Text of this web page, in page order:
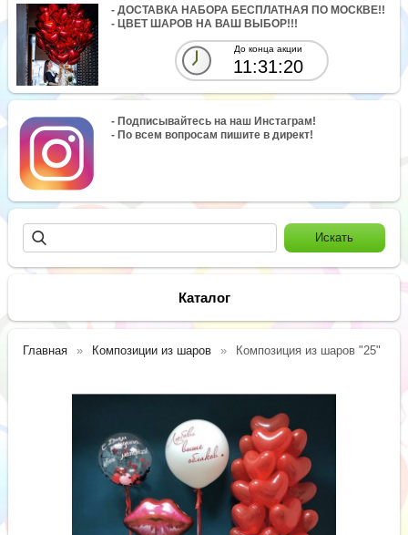
- ДОСТАВКА НАБОРА БЕСПЛАТНАЯ ПО МОСКВЕ!!
- ЦВЕТ ШАРОВ НА ВАШ ВЫБОР!!!
До конца акции
11:31:20
- Подписывайтесь на наш Инстаграм!
- По всем вопросам пишите в директ!
Каталог
Главная Композиции из шаров Композиция из шаров "25"